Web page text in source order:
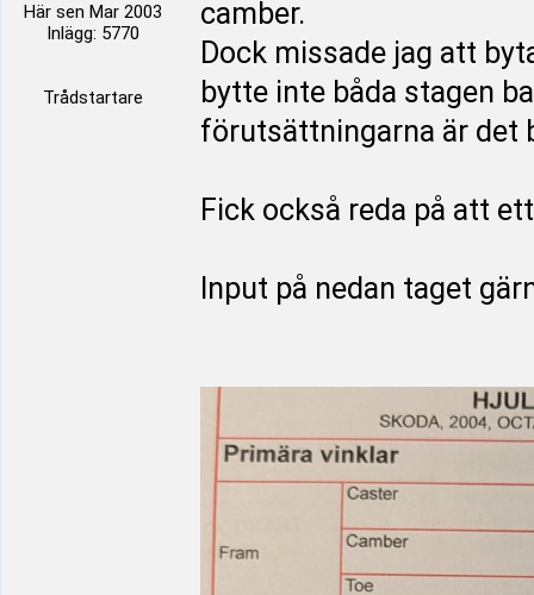
Här sen Mar 2003
Inlägg: 5770
Trådstartare
camber.
Dock missade jag att
bytte inte båda stagen
förutsättningarna är det
Fick också reda på att
Input på nedan taget